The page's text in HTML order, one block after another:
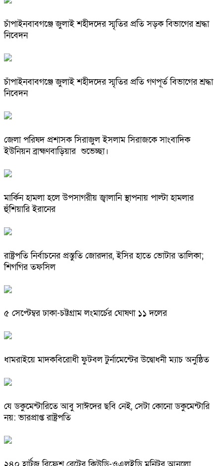
চাঁপাইনবাবগঞ্জে জুলাই শহীদদের স্মৃতির প্রতি সড়ক বিভাগের শ্রদ্ধা
নিবেদন
চাঁপাইনবাবগঞ্জে জুলাই শহীদদের স্মৃতির প্রতি গণপূর্ত বিভাগের শ্রদ্ধা
নিবেদন
জেলা পরিষদ প্রশাসক সিরাজুল ইসলাম সিরাজকে সাংবাদিক
ইউনিয়ন ব্রাহ্মণবাড়িয়ার শুভেচ্ছা।
মার্কিন হামলা হলে উপসাগরীয় জ্বালানি স্থাপনায় পাল্টা হামলার
হুঁশিয়ারি ইরানের
রাষ্ট্রপতি নির্বাচনের প্রস্তুতি জোরদার, ইসির হাতে ভোটার তালিকা;
শিগগির তফসিল
৫ সেপ্টেম্বর ঢাকা-চট্টগ্রাম লংমার্চের ঘোষণা ১১ দলের
ধামরাইয়ে মাদকবিরোধী ফুটবল টুর্নামেন্টের উদ্বোধনী ম্যাচ অনুষ্ঠিত
যে ডকুমেন্টারিতে আবু সাঈদের ছবি নেই, সেটা কোনো ডকুমেন্টারি
নয়: ভারপ্রাপ্ত রাষ্ট্রপতি